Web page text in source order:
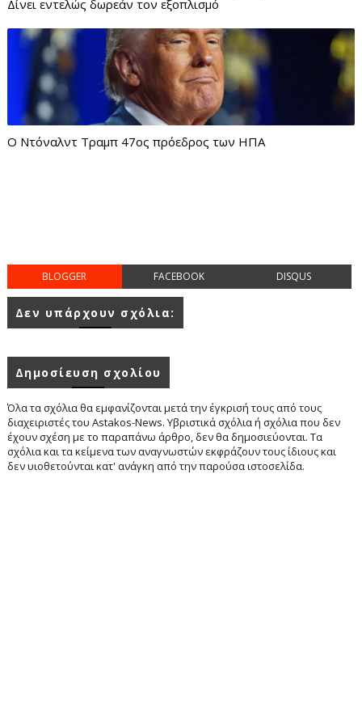
Δίνει εντελώς δωρεάν τον εξοπλισμό
Ο Ντόναλντ Τραμπ 47ος πρόεδρος των ΗΠΑ
BLOGGER FACEBOOK DISQUS
Δεν υπάρχουν σχόλια:
Δημοσίευση σχολίου
Όλα τα σχόλια θα εμφανίζονται μετά την έγκρισή τους από τους
διαχειριστές του Astakos-News. Υβριστικά σχόλια ή σχόλια που δεν
έχουν σχέση με το παραπάνω άρθρο, δεν θα δημοσιεύονται. Τα
σχόλια και τα κείμενα των αναγνωστών εκφράζουν τους ίδιους και
δεν υιοθετούνται κατ' ανάγκη από την παρούσα ιστοσελίδα.